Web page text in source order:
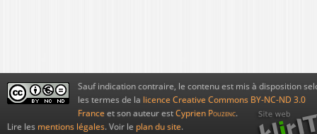
Sauf indication contraire, le contenu est mis à disposition
les termes de la licence Creative Commons BY-NC-ND 3.0
France et son auteur est Cyprien Pouzenc.
Lire les mentions légales. Voir le plan du site.